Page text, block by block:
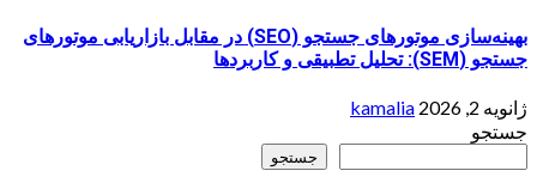
بهینه‌سازی موتورهای جستجو (SEO) در مقابل بازاریابی موتورهای
جستجو (SEM): تحلیل تطبیقی و کاربردها
ژانویه 2, 2026
kamalia
جستجو
جستجو